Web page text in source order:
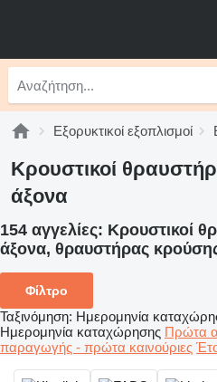
Εξορυκτικοί εξοπλισμοί
Κρουστικοί
άξονα
154 αγγελίες: Κρουστικοί
άξονα, θραυστήρας
Φίλτρο
Ταξινόμηση: Ημερομηνία
Ημερομηνία καταχώρησης Πρώτα
παραγωγής - πρώτα καινούριες